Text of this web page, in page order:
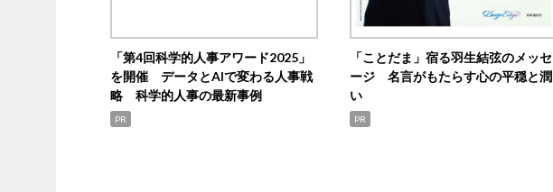
「第4回科学的人事アワード2025」
を開催 データとAIで変わる人事戦
略 科学的人事の最新事例
PR
「ことだま」宿る羽生結弦のメッセ
ージ 名言がもたらす心の平穏と潤
い
PR